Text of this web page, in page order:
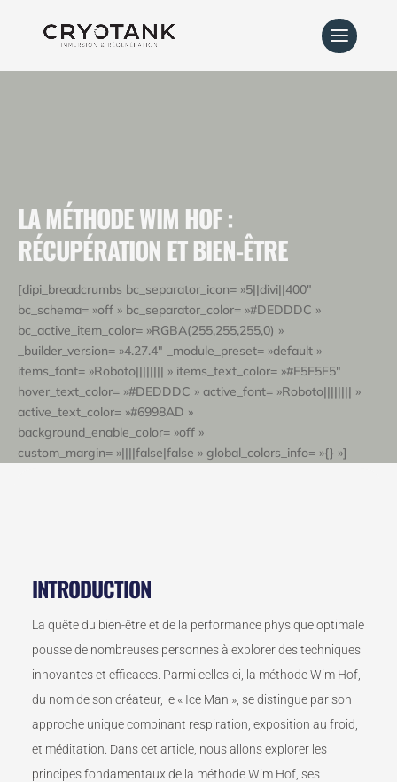
NOUS CONTACTER
LA MÉTHODE WIM HOF :
RÉCUPÉRATION ET BIEN-ÊTRE
[dipi_breadcrumbs bc_separator_icon= »5||divi||400″
bc_schema= »off » bc_separator_color= »#DEDDDC »
bc_active_item_color= »RGBA(255,255,255,0) »
_builder_version= »4.27.4″ _module_preset= »default »
items_font= »Roboto|||||||| » items_text_color= »#F5F5F5″
hover_text_color= »#DEDDDC » active_font= »Roboto|||||||| »
active_text_color= »#6998AD »
background_enable_color= »off »
custom_margin= »||||false|false » global_colors_info= »{} »]
INTRODUCTION
La quête du bien-être et de la performance physique optimale
pousse de nombreuses personnes à explorer des techniques
innovantes et efficaces. Parmi celles-ci, la méthode Wim Hof,
du nom de son créateur, le « Ice Man », se distingue par son
approche unique combinant respiration, exposition au froid,
et méditation. Dans cet article, nous allons explorer les
principes fondamentaux de la méthode Wim Hof, ses